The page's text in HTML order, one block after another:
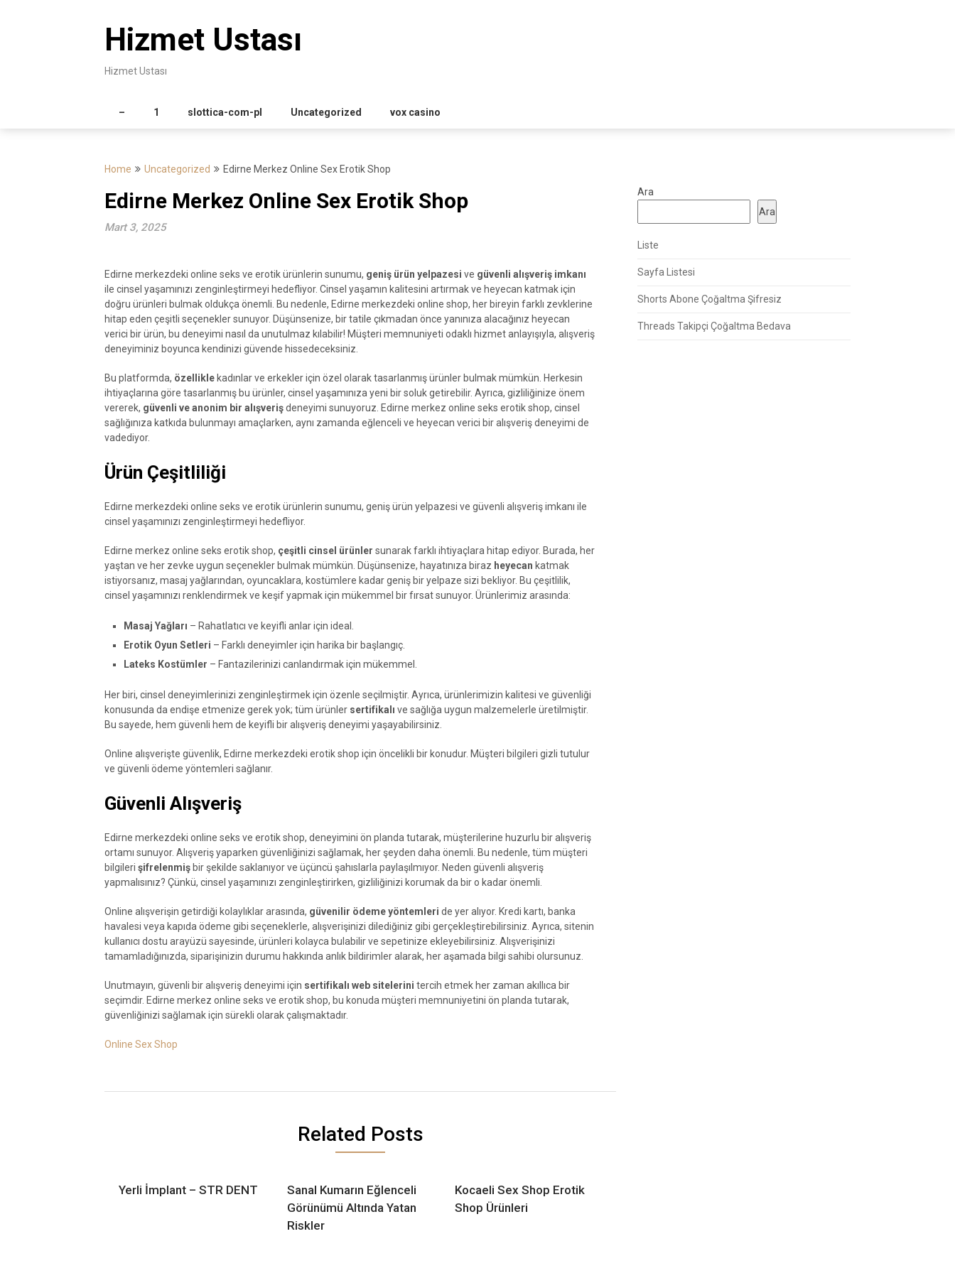
Hizmet Ustası
Hizmet Ustası
– 1 slottica-com-pl Uncategorized vox casino
Home Uncategorized Edirne Merkez Online Sex Erotik Shop
Edirne Merkez Online Sex Erotik Shop
Mart 3, 2025
Edirne merkezdeki online seks ve erotik ürünlerin sunumu, geniş ürün yelpazesi ve güvenli alışveriş imkanı
ile cinsel yaşamınızı zenginleştirmeyi hedefliyor. Cinsel yaşamın kalitesini artırmak ve heyecan katmak için
doğru ürünleri bulmak oldukça önemli. Bu nedenle, Edirne merkezdeki online shop, her bireyin farklı zevklerine
hitap eden çeşitli seçenekler sunuyor. Düşünsenize, bir tatile çıkmadan önce yanınıza alacağınız heyecan
verici bir ürün, bu deneyimi nasıl da unutulmaz kılabilir! Müşteri memnuniyeti odaklı hizmet anlayışıyla, alışveriş
deneyiminiz boyunca kendinizi güvende hissedeceksiniz.
Bu platformda, özellikle kadınlar ve erkekler için özel olarak tasarlanmış ürünler bulmak mümkün. Herkesin
ihtiyaçlarına göre tasarlanmış bu ürünler, cinsel yaşamınıza yeni bir soluk getirebilir. Ayrıca, gizliliğinize önem
vererek, güvenli ve anonim bir alışverişdeneyimi sunuyoruz. Edirne merkez online seks erotik shop, cinsel
sağlığınıza katkıda bulunmayı amaçlarken, aynı zamanda eğlenceli ve heyecan verici bir alışveriş deneyimi de
vadediyor.
Ürün Çeşitliliği
Edirne merkezdeki online seks ve erotik ürünlerin sunumu, geniş ürün yelpazesi ve güvenli alışveriş imkanı ile
cinsel yaşamınızı zenginleştirmeyi hedefliyor.
Edirne merkez online seks erotik shop, çeşitli cinsel ürünler sunarak farklı ihtiyaçlara hitap ediyor. Burada, her
yaştan ve her zevke uygun seçenekler bulmak mümkün. Düşünsenize, hayatınıza biraz heyecan katmak
istiyorsanız, masaj yağlarından, oyuncaklara, kostümlere kadar geniş bir yelpaze sizi bekliyor. Bu çeşitlilik,
cinsel yaşamınızı renklendirmek ve keşif yapmak için mükemmel bir fırsat sunuyor. Ürünlerimiz arasında:
Masaj Yağları – Rahatlatıcı ve keyifli anlar için ideal.
Erotik Oyun Setleri – Farklı deneyimler için harika bir başlangıç.
Lateks Kostümler – Fantazilerinizi canlandırmak için mükemmel.
Her biri, cinsel deneyimlerinizi zenginleştirmek için özenle seçilmiştir. Ayrıca, ürünlerimizin kalitesi ve güvenliği
konusunda da endişe etmenize gerek yok; tüm ürünler sertifikalı ve sağlığa uygun malzemelerle üretilmiştir.
Bu sayede, hem güvenli hem de keyifli bir alışveriş deneyimi yaşayabilirsiniz.
Online alışverişte güvenlik, Edirne merkezdeki erotik shop için öncelikli bir konudur. Müşteri bilgileri gizli tutulur
ve güvenli ödeme yöntemleri sağlanır.
Güvenli Alışveriş
Edirne merkezdeki online seks ve erotik shop, deneyimini ön planda tutarak, müşterilerine huzurlu bir alışveriş
ortamı sunuyor. Alışveriş yaparken güvenliğinizi sağlamak, her şeyden daha önemli. Bu nedenle, tüm müşteri
bilgileri şifrelenmiş bir şekilde saklanıyor ve üçüncü şahıslarla paylaşılmıyor. Neden güvenli alışveriş
yapmalısınız? Çünkü, cinsel yaşamınızı zenginleştirirken, gizliliğinizi korumak da bir o kadar önemli.
Online alışverişin getirdiği kolaylıklar arasında, güvenilir ödeme yöntemleri de yer alıyor. Kredi kartı, banka
havalesi veya kapıda ödeme gibi seçeneklerle, alışverişinizi dilediğiniz gibi gerçekleştirebilirsiniz. Ayrıca, sitenin
kullanıcı dostu arayüzü sayesinde, ürünleri kolayca bulabilir ve sepetinize ekleyebilirsiniz. Alışverişinizi
tamamladığınızda, siparişinizin durumu hakkında anlık bildirimler alarak, her aşamada bilgi sahibi olursunuz.
Unutmayın, güvenli bir alışveriş deneyimi için sertifikalı web sitelerini tercih etmek her zaman akıllıca bir
seçimdir. Edirne merkez online seks ve erotik shop, bu konuda müşteri memnuniyetini ön planda tutarak,
güvenliğinizi sağlamak için sürekli olarak çalışmaktadır.
Online Sex Shop
Related Posts
Yerli İmplant – STR DENT
Sanal Kumarın Eğlenceli
Görünümü Altında Yatan
Riskler
Kocaeli Sex Shop Erotik
Shop Ürünleri
Ara
Ara
Liste
Sayfa Listesi
Shorts Abone Çoğaltma Şifresiz
Threads Takipçi Çoğaltma Bedava